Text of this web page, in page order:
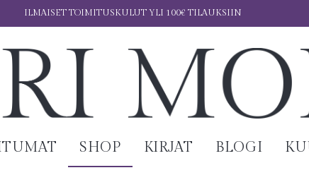
ILMAISET TOIMITUSKULUT YLI 100€ TILAUKSIIN
SHOP KIRJAT BLOGI